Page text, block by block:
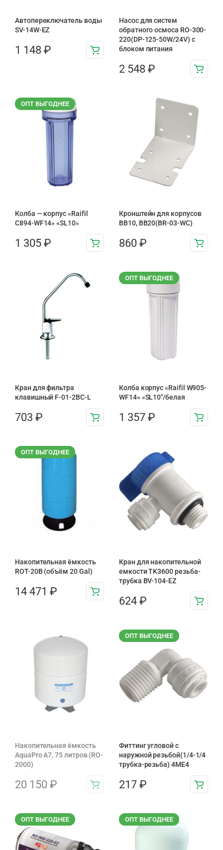
Автопереключатель воды
SV-14W-EZ
1 148 ₽
Насос для систем
обратного осмоса RO-300-
220(DP-125-50W/24V) с
блоком питания
2 548 ₽
ОПТ ВЫГОДНЕЕ
Колба — корпус «Raifil
C894-WF14» «SL10»
1 305 ₽
Кронштейн для корпусов
BB10, BB20(BR-03-WC)
860 ₽
Кран для фильтра
клавишный F-01-2BC-L
703 ₽
ОПТ ВЫГОДНЕЕ
Колба корпус «Raifil W905-
WF14» «SL10″/белая
1 357 ₽
ОПТ ВЫГОДНЕЕ
Накопительная ёмкость
ROT-20B (объём 20 Gal)
14 471 ₽
Кран для накопительной
емкости TK3600 резьба-
трубка BV-104-EZ
624 ₽
Накопительная ёмкость
AquaPro A7, 75 литров (RO-
2000)
20 150 ₽
ОПТ ВЫГОДНЕЕ
Фиттинг угловой с
наружной резьбой(1/4-1/4
трубка-резьба) 4ME4
217 ₽
ОПТ ВЫГОДНЕЕ ОПТ ВЫГОДНЕЕ